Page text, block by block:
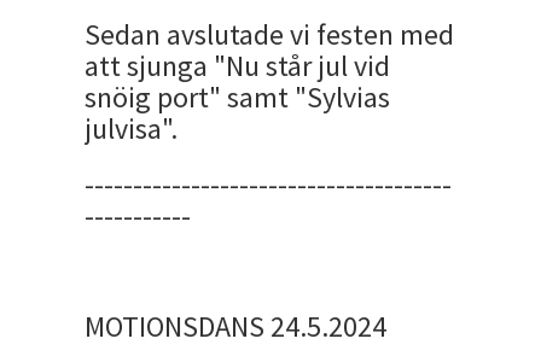
Sedan avslutade vi festen med
att sjunga "Nu står jul vid
snöig port" samt "Sylvias
julvisa".
--------------------------------------
-----------
MOTIONSDANS 24.5.2024